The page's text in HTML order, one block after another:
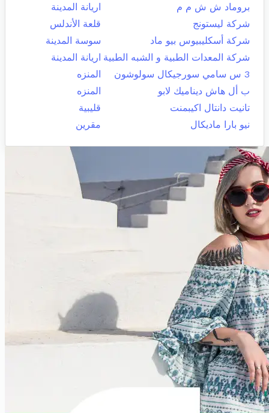
بروماد ش ش م م
اريانة المدينة
شركة ليستونج
قلعة الأندلس
شركة أسكليبيوس بيو ماد
سوسة المدينة
شركة المعدات الطبية و الشبه الطبية اريانة المدينة
3 س سامي سورجيكال سولوشون
المنزه
ب أل هاش ديناميك لابو
المنزه
تانيت دانتال اكيبمنت
قليبية
نيو بارا ماديكال
مقرين